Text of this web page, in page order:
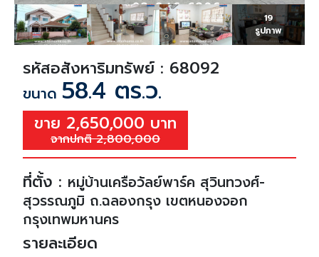
19
รูปภาพ
รหัสอสังหาริมทรัพย์ : 68092
ขนาด 58.4 ตร.ว.
ขาย 2,650,000 บาท
จากปกติ 2,800,000
ที่ตั้ง : หมู่บ้านเครือวัลย์พาร์ค สุวินทวงศ์-
สุวรรณภูมิ ถ.ฉลองกรุง เขตหนองจอก
กรุงเทพมหานคร
รายละเอียด